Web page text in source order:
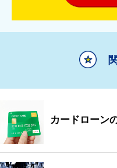
カードローン